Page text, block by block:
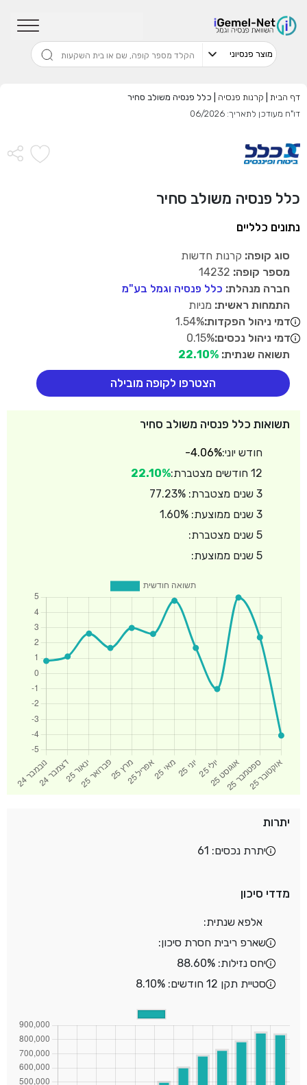
דף הבית קרנות פנסיה
כלל פנסיה משולב סחיר
דו"ח מעודכן לתאריך: 06/2026
כלל פנסיה משולב סחיר
נתונים כלליים
סוג קופה: קרנות חדשות
מספר קופה:
חברה מנהלת: כלל פנסיה וגמל בע"מ
התמחות ראשית: מניות
דמי ניהול הפקדות:1.54%
דמי ניהול נכסים:0.15%
תשואה שנתית: 22.10%
הצטרפו לקופה מובילה
תשואות כלל פנסיה משולב סחיר
חודש יוני:-4.06%
12 חודשים מצטברת:
22.10%
3 שנים מצטברת: 77.23%
3 שנים ממוצעת: 1.60%
5 שנים מצטברת:
5 שנים ממוצעת:
יתרות
יתרת נכסים: 61
מדדי סיכון
אלפא שנתית:
שארפ ריבית חסרת סיכון:
יחס נזילות: 88.60%
סטיית תקן 12 חודשים: 8.10%
מתכנן פיננסי (ללא עלות), השאירו פרטים:
או מצדדים שלישיים.